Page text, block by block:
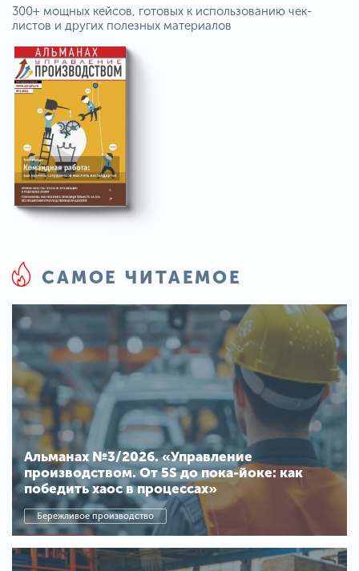
300+ мощных кейсов, готовых к использованию чек-
листов и других полезных материалов
САМОЕ ЧИТАЕМОЕ
Альманах №3/2026. «Управление
производством. От 5S до пока-йоке: как
победить хаос в процессах»
Бережливое производство